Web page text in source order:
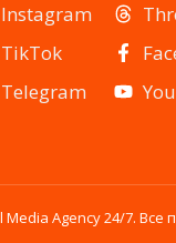
Instagram
TikTok
Telegram
Media Agency 24/7.